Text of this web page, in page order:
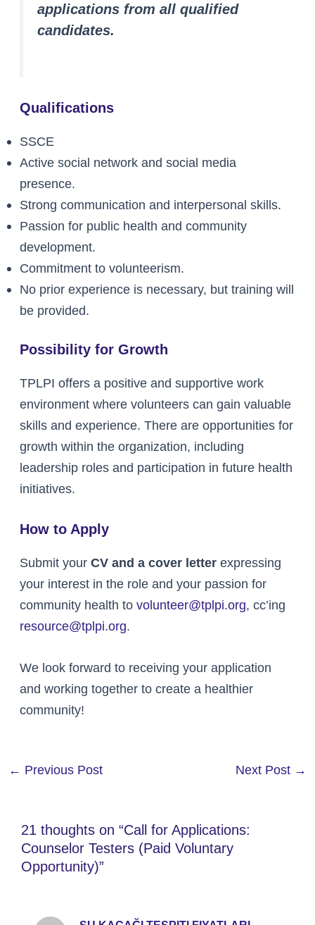
applications from all qualified
candidates.
Qualifications
SSCE
Active social network and social media
presence.
Strong communication and interpersonal skills.
Passion for public health and community
development.
Commitment to volunteerism.
No prior experience is necessary, but training will
be provided.
Possibility for Growth
TPLPI offers a positive and supportive work
environment where volunteers can gain valuable
skills and experience. There are opportunities for
growth within the organization, including
leadership roles and participation in future health
initiatives.
How to Apply
Submit yourCV and a cover letter expressing
your interest in the role and your passion for
community health tovolunteer@tplpi.org, cc’ing
resource@tplpi.org.
We look forward to receiving your application
and working together to create a healthier
community!
← Previous Post Next Post →
21 thoughts on “Call for Applications:
Counselor Testers (Paid Voluntary
Opportunity)”